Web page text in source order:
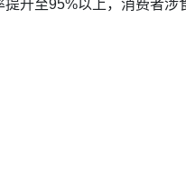
升至95%以上，消费者